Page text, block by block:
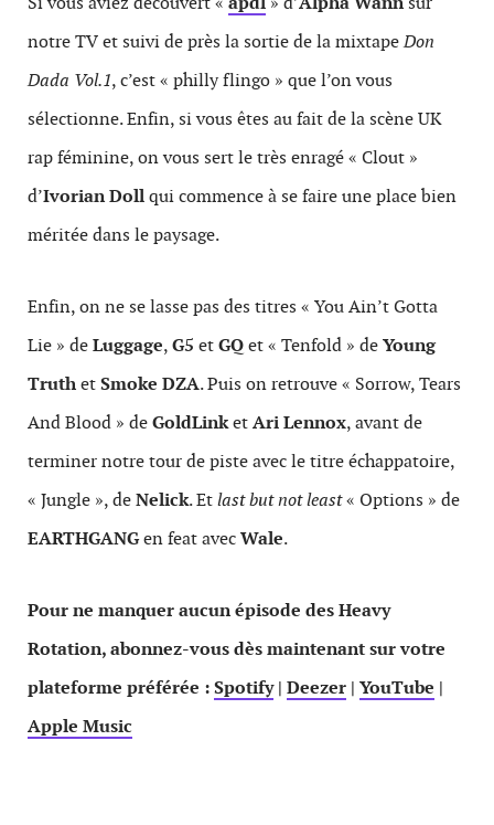
notre TV et suivi de près la sortie de la mixtapeDon
Dada Vol.1, c’est « philly flingo » que l’on vous
sélectionne. Enfin, si vous êtes au fait de la scène UK
rap féminine, on vous sert le très enragé « Clout »
d’Ivorian Dollqui commence à se faire une place bien
méritée dans le paysage.
Enfin, on ne se lasse pas des titres « You Ain’t Gotta
Lie » deLuggage,G5 etGQet « Tenfold » deYoung
TruthetSmoke DZA. Puis on retrouve « Sorrow, Tears
And Blood » deGoldLinketAri Lennox, avant de
terminer notre tour de piste avec le titre échappatoire,
« Jungle », deNelick. Etlast but not least« Options » de
EARTHGANGen feat avecWale.
Pour ne manquer aucun épisode des Heavy
Rotation, abonnez-vous dès maintenant sur votre
plateforme préférée :Spotify| Deezer | YouTube |
Apple Music